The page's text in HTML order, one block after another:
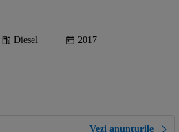
Diesel 2017
Vezi anunțurile